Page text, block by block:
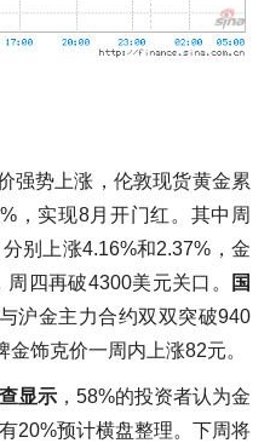
强势上涨，伦敦现货黄金累
，实现8月开门红。其中周
别上涨4.16%和2.37%，金
四再破4300美元关口。
国
沪金主力合约双双突破940
饰克价一周内上涨82元。
显示 ，58%的投资者认为金
20%预计横盘整理。下周将